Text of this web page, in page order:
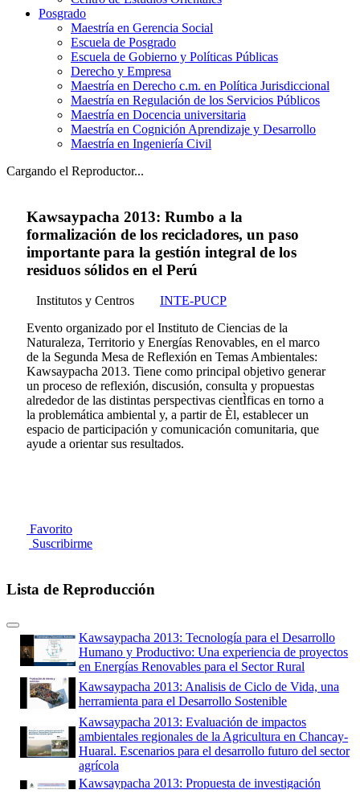
Posgrado
Maestría en Gerencia Social
Escuela de Posgrado
Escuela de Gobierno y Políticas Públicas
Derecho y Empresa
Maestría en Derecho c.m. en Política Jurisdiccional
Maestría en Regulación de los Servicios Públicos
Maestría en Docencia universitaria
Maestría en Cognición Aprendizaje y Desarrollo
Maestría en Ingeniería Civil
Cargando el Reproductor...
Kawsaypacha 2013: Rumbo a la
formalización de los recicladores, un paso
importante para la gestión integral de los
residuos sólidos en el Perú
Institutos y Centros
INTE-PUCP
Evento organizado por el Instituto de Ciencias de la
Naturaleza, Territorio y Energías Renovables, en el marco
de la Segunda Mesa de Reflexión en Temas Ambientales:
Kawsaypacha 2013. Tiene como principal objetivo generar
un proceso de reflexión, discusión, consulta y propuestas
alrededor de las distintas perspectivas cientÌficas en torno a
la problemática ambiental y, a partir de Èl, establecer un
espacio de participación y comunicación comunitaria, que
ayude a orientar sus resultados.
Favorito
Suscribirme
Lista de Reproducción
Kawsaypacha 2013: Tecnología para el Desarrollo
Humano y Productivo: Una experiencia de proyectos
en Energías Renovables para el Sector Rural
Kawsaypacha 2013: Analisis de Ciclo de Vida, una
herramienta para el Desarrollo Sostenible
Kawsaypacha 2013: Evaluación de impactos
ambientales regionales de la Agricultura en Chancay-
Huaral. Escenarios para el desarrollo futuro del sector
agrícola
Kawsaypacha 2013: Propuesta de investigación